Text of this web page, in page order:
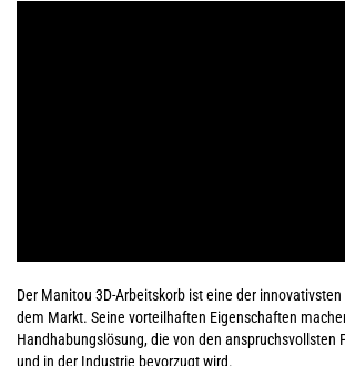
Der Manitou 3D-Arbeitskorb ist eine der
dem Markt. Seine vorteilhaften Eigenschaften
Handhabungslösung, die von den anspruchsvollsten
und in der Industrie bevorzugt wird.